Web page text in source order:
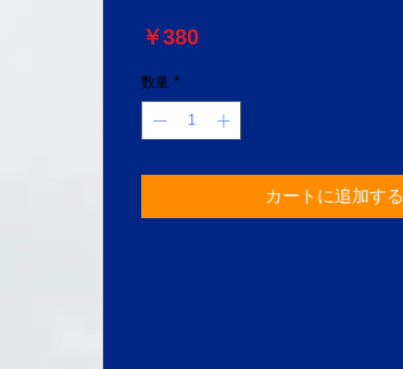
￥380価
数量 *
カートに追加する